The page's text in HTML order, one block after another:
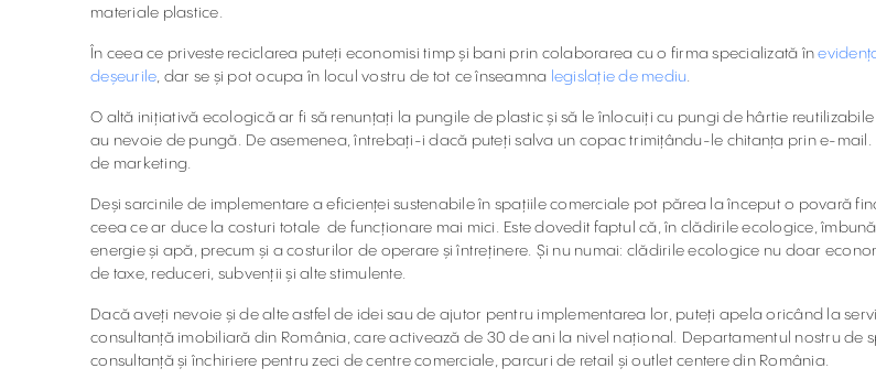
materiale plastice.
În ceea ce priveste reciclarea puteți economisi timp și bani prin colaborarea cu o firma specializată în
deșeurile, dar se și pot ocupa în locul vostru de tot ce înseamna legislație de mediu.
O altă inițiativă ecologică ar fi să renunțați la pungile de plastic și să le înlocuiți cu pungi de hârtie
au nevoie de pungă. De asemenea, întrebați-i dacă puteți salva un copac trimițându-le chitanța prin e-
de marketing.
Deși sarcinile de implementare a eficienței sustenabile în spațiile comerciale pot părea la început o povară
ceea ce ar duce la costuri totale de funcționare mai mici. Este dovedit faptul că, în clădirile ecologice,
energie și apă, precum și a costurilor de operare și întreținere. Și nu numai: clădirile ecologice nu doar
de taxe, reduceri, subvenții și alte stimulente.
Dacă aveți nevoie și de alte astfel de idei sau de ajutor pentru implementarea lor, puteți apela oricând la
consultanță imobiliară din România, care activează de 30 de ani la nivel național. Departamentul nostru de
consultanță și închiriere pentru zeci de centre comerciale, parcuri de retail și outlet centere din România.